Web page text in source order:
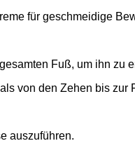
für geschmeidige
Fuß, um ihn zu
von den Zehen bis zur
auszuführen.